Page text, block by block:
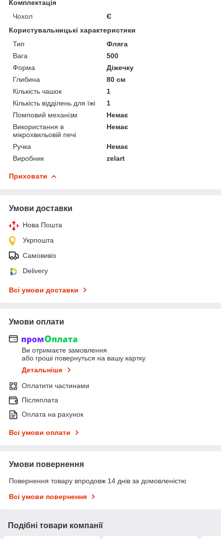
Комплектація
Чохол
Є
Користувальницькі характеристики
Тип
Фляга
Вага
500
Форма
Діжечку
Глибина
80 см
Кількість чашок
1
Кількість відділень для їжі
1
Помповий механізм
Немає
Використання в
мікрохвильовій печі
Немає
Ручка
Немає
Виробник
zelart
Приховати
Умови доставки
Нова Пошта
Укрпошта
Самовивіз
Delivery
Всі умови доставки
Умови оплати
Ви отримаєте замовлення
або гроші повернуться на вашу картку
Детальніше
Оплатити частинами
Післяплата
Оплата на рахунок
Всі умови оплати
Умови повернення
Повернення товару впродовж 14 днів за домовленістю
Всі умови повернення
Подібні товари компанії